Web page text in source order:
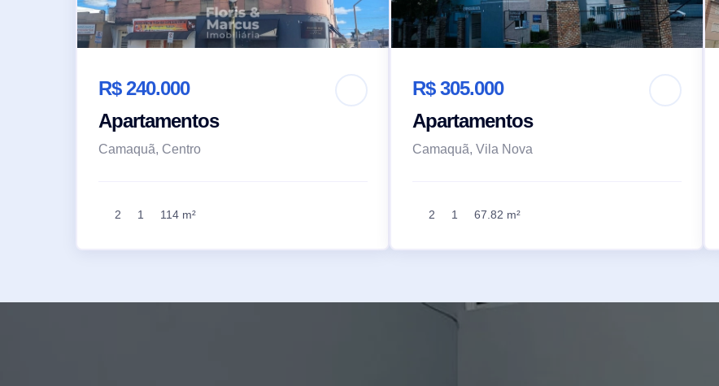
R$ 240.000
Apartamentos
Camaquã, Centro
2 1 114 m²
R$ 305.000
Apartamentos
Camaquã, Vila Nova
2 1 67.82 m²